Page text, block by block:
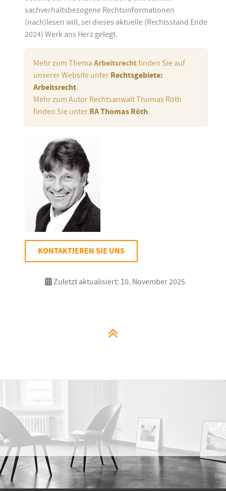
sachverhaltsbezogene Rechtsinformationen
(nach)lesen will, sei dieses aktuelle (Rechtsstand Ende
2024) Werk ans Herz gelegt.
Mehr zum Thema Arbeitsrechtfinden Sie auf
unserer Website unter Rechtsgebiete:
Arbeitsrecht.
Mehr zum Autor Rechtsanwalt Thomas Röth
finden Sie unter RA Thomas Röth.
KONTAKTIEREN SIE UNS
Zuletzt aktualisiert: 10. November 2025